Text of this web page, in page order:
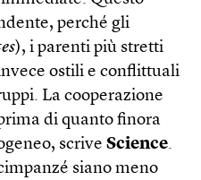
perché gli
), i parenti più stretti
ostili e conflittuali
La cooperazione
di quanto finora
scrive Science.
siano meno